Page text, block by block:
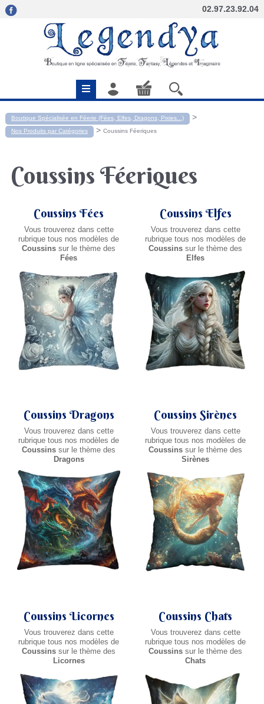
02.97.23.92.04
Boutique Spécialisée en Féerie (Fées, Elfes, Dragons, Pixies...) >
Nos Produits par Catégories > Coussins Féeriques
Coussins Féeriques
Coussins Fées
Vous trouverez dans cette
rubrique tous nos modèles de
Coussins sur le thème des
Fées
Coussins Elfes
Vous trouverez dans cette
rubrique tous nos modèles de
Coussins sur le thème des
Elfes
Coussins Dragons
Vous trouverez dans cette
rubrique tous nos modèles de
Coussins sur le thème des
Dragons
Coussins Sirènes
Vous trouverez dans cette
rubrique tous nos modèles de
Coussins sur le thème des
Sirènes
Coussins Licornes
Vous trouverez dans cette
rubrique tous nos modèles de
Coussins sur le thème des
Licornes
Coussins Chats
Vous trouverez dans cette
rubrique tous nos modèles de
Coussins sur le thème des
Chats